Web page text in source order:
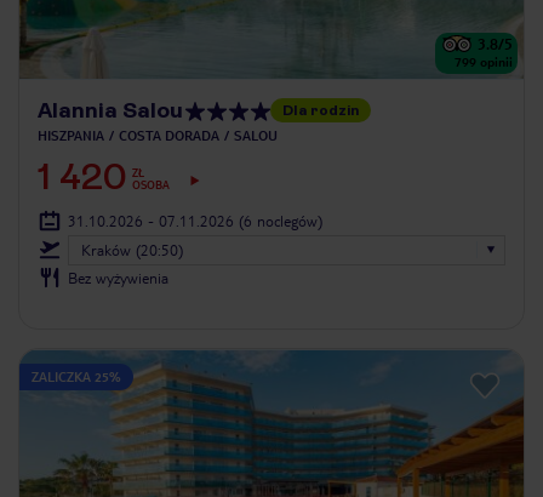
3.8/5
799 opinii
Alannia Salou Dla rodzin
HISZPANIA COSTA DORADA SALOU
1 420 ZŁ
OSOBA
31.10.2026 - 07.11.2026 (6 noclegów)
Kraków (20:50)
Bez wyżywienia
ZALICZKA 25%